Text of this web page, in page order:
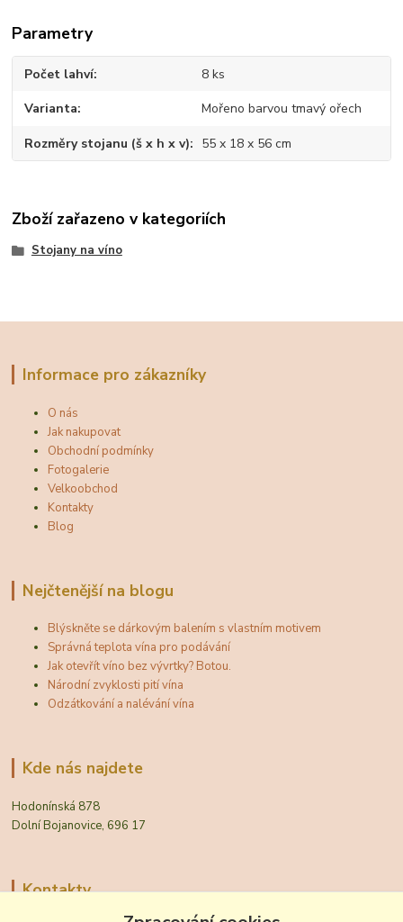
Parametry
Počet lahví 8 ks
Varianta Mořeno barvou tmavý ořech
Rozměry stojanu (š x h x v) 55 x 18 x 56 cm
Zboží zařazeno v kategoriích
Stojany na víno
Informace pro zákazníky
O nás
Jak nakupovat
Obchodní podmínky
Fotogalerie
Velkoobchod
Kontakty
Blog
Nejčtenější na blogu
Blýskněte se dárkovým balením s vlastním motivem
Správná teplota vína pro podávání
Jak otevřít víno bez vývrtky? Botou.
Národní zvyklosti pití vína
Odzátkování a nalévání vína
Kde nás najdete
Hodonínská 878
Dolní Bojanovice, 696 17
Kontakty